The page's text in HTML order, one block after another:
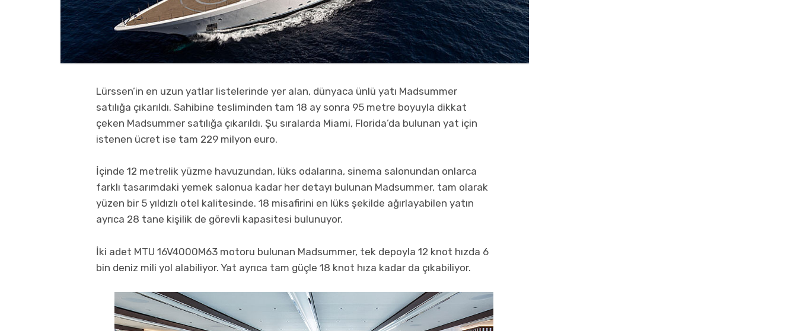
Lürssen’in en uzun yatlar listelerinde yer alan, dünyaca ünlü yatı Madsummer
satılığa çıkarıldı. Sahibine tesliminden tam 18 ay sonra 95 metre boyuyla dikkat
çeken Madsummer satılığa çıkarıldı. Şu sıralarda Miami, Florida’da bulunan yat için
istenen ücret ise tam 229 milyon euro.
İçinde 12 metrelik yüzme havuzundan, lüks odalarına, sinema salonundan onlarca
farklı tasarımdaki yemek salonua kadar her detayı bulunan Madsummer, tam olarak
yüzen bir 5 yıldızlı otel kalitesinde. 18 misafirini en lüks şekilde ağırlayabilen yatın
ayrıca 28 tane kişilik de görevli kapasitesi bulunuyor.
İki adet MTU 16V4000M63 motoru bulunan Madsummer, tek depoyla 12 knot hızda 6
bin deniz mili yol alabiliyor. Yat ayrıca tam güçle 18 knot hıza kadar da çıkabiliyor.